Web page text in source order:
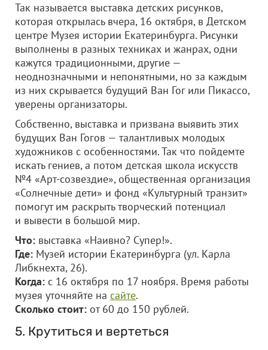
Так называется выставка детских рисунков,
которая открылась вчера, 16 октября, в Детском
центре Музея истории Екатеринбурга. Рисунки
выполнены в разных техниках и жанрах, одни
кажутся традиционными, другие —
неоднозначными и непонятными, но за каждым
из них скрывается будущий Ван Гог или Пикассо,
уверены организаторы.
Собственно, выставка и призвана выявить этих
будущих Ван Гогов — талантливых молодых
художников с особенностями. Так что пойдемте
искать гениев, а потом детская школа искусств
№4 «Арт-созвездие», общественная организация
«Солнечные дети» и фонд «Культурный транзит»
помогут им раскрыть творческий потенциал
и вывести в большой мир.
Что: выставка «Наивно? Супер!».
Где: Музей истории Екатеринбурга (ул. Карла
Либкнехта, 26).
Когда: с 16 октября по 17 ноября. Время работы
музея уточняйте на сайте.
Сколько стоит: от 60 до 150 рублей.
5. Крутиться и вертеться